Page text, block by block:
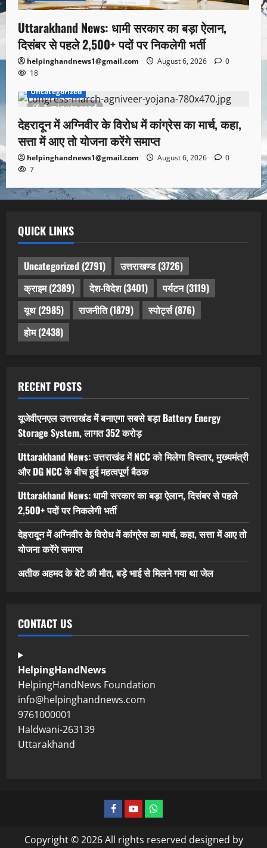
Uttarakhand News: धामी सरकार का बड़ा ऐलान,
दिसंबर से पहले 2,500+ पदों पर निकलेगी भर्ती
helpinghandnews1@gmail.com August 6, 2026
0
18
1 minute read
Uncategorized
देहरादून में अग्निवीर के विरोध में कांग्रेस का मार्च, कहा,
सत्ता में आए तो योजना करेंगे समाप्त
helpinghandnews1@gmail.com August 6, 2026
0
7
QUICK LINKS
Uncategorized (2791) उत्तराखण्ड(3726)
क्राइम(2389) देश-विदेश(3401) पर्यटन(3119)
यूथ(2985) राजनीति(1879) स्पोर्ट्स(876)
होम(2438)
RECENT POSTS
यूजेवीएनएल उत्तराखंड में बनाएगा सबसे बड़ा Battery Energy
Storage System, लागत 352 करोड़
Uttarakhand News: उत्तराखंड में NCC को मिलेगा विस्तार, मुख्यमंत्री
और DG NCC के बीच हुई महत्वपूर्ण बैठक
Uttarakhand News: धामी सरकार का बड़ा ऐलान, दिसंबर से पहले
2,500+ पदों पर निकलेगी भर्ती
देहरादून में अग्निवीर के विरोध में कांग्रेस का मार्च, कहा, सत्ता में आए तो
योजना करेंगे समाप्त
अतीक अहमद के बेटे की मौत, बड़े भाई से मिलने गया था जेल
CONTACT US
HelpingHandNews
HelpingHandNews Foundation
info@helpinghandnews.com
9761000001
Haldwani-263139
Uttarakhand
Copyright © 2026 All rights reserved designed by